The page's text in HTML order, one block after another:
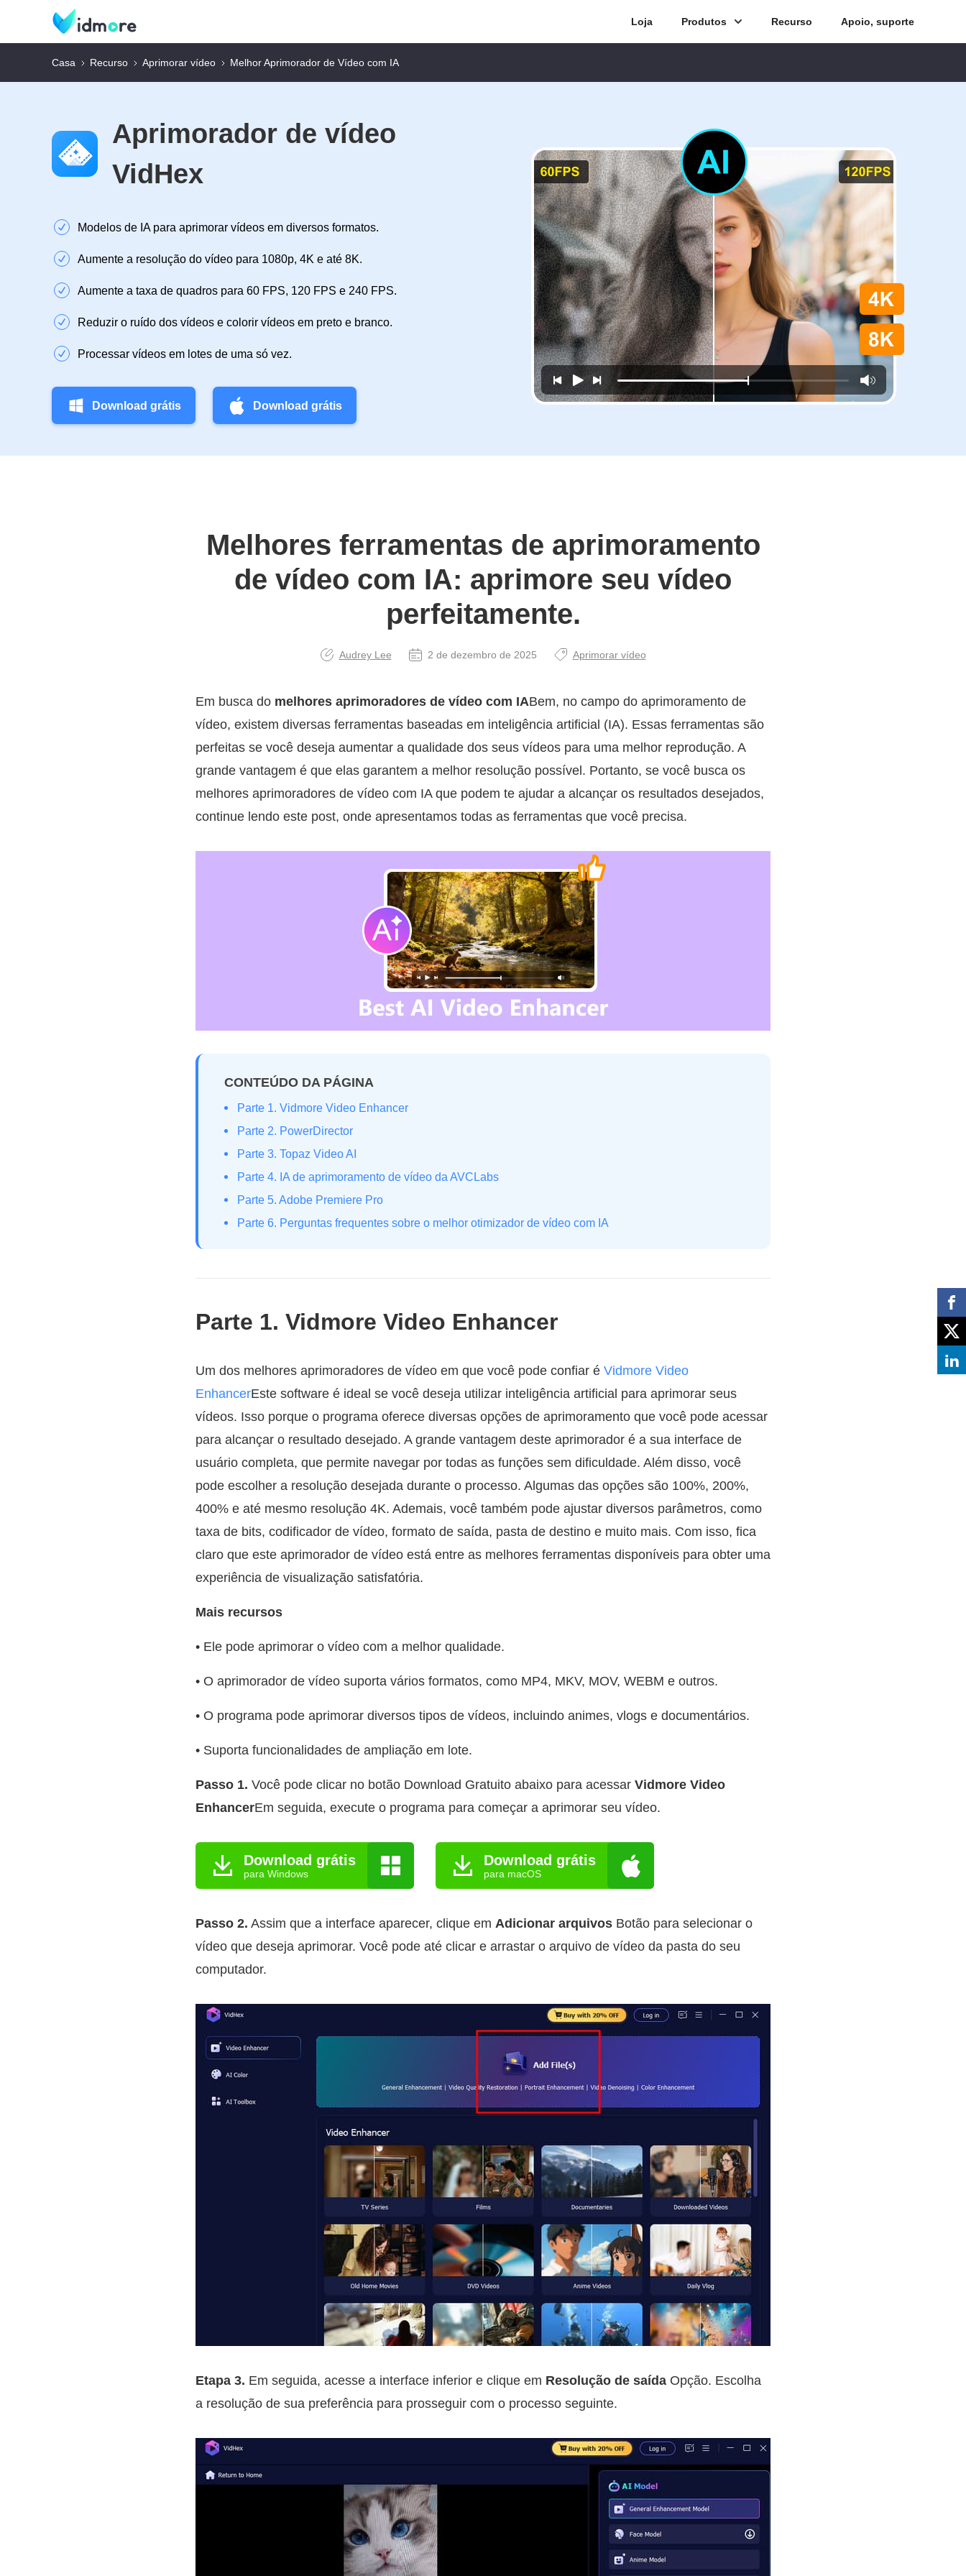
Loja Produtos Recurso Apoio, suporte
Casa Recurso Aprimorar vídeo Melhor Aprimorador de Vídeo com IA
Aprimorador de vídeo
VidHex
Modelos de IA para aprimorar vídeos em diversos formatos.
Aumente a resolução do vídeo para 1080p, 4K e até 8K.
Aumente a taxa de quadros para 60 FPS, 120 FPS e 240 FPS.
Reduzir o ruído dos vídeos e colorir vídeos em preto e branco.
Processar vídeos em lotes de uma só vez.
Download grátis Download grátis
Melhores ferramentas de aprimoramento
de vídeo com IA: aprimore seu vídeo
perfeitamente.
Audrey Lee 2 de dezembro de 2025 Aprimorar vídeo
Em busca do melhores aprimoradores de vídeo com IABem, no campo do aprimoramento de
vídeo, existem diversas ferramentas baseadas em inteligência artificial (IA). Essas ferramentas são
perfeitas se você deseja aumentar a qualidade dos seus vídeos para uma melhor reprodução. A
grande vantagem é que elas garantem a melhor resolução possível. Portanto, se você busca os
melhores aprimoradores de vídeo com IA que podem te ajudar a alcançar os resultados desejados,
continue lendo este post, onde apresentamos todas as ferramentas que você precisa.
CONTEÚDO DA PÁGINA
Parte 1. Vidmore Video Enhancer
Parte 2. PowerDirector
Parte 3. Topaz Video AI
Parte 4. IA de aprimoramento de vídeo da AVCLabs
Parte 5. Adobe Premiere Pro
Parte 6. Perguntas frequentes sobre o melhor otimizador de vídeo com IA
Parte 1. Vidmore Video Enhancer
Um dos melhores aprimoradores de vídeo em que você pode confiar é Vidmore Video
EnhancerEste software é ideal se você deseja utilizar inteligência artificial para aprimorar seus
vídeos. Isso porque o programa oferece diversas opções de aprimoramento que você pode acessar
para alcançar o resultado desejado. A grande vantagem deste aprimorador é a sua interface de
usuário completa, que permite navegar por todas as funções sem dificuldade. Além disso, você
pode escolher a resolução desejada durante o processo. Algumas das opções são 100%, 200%,
400% e até mesmo resolução 4K. Ademais, você também pode ajustar diversos parâmetros, como
taxa de bits, codificador de vídeo, formato de saída, pasta de destino e muito mais. Com isso, fica
claro que este aprimorador de vídeo está entre as melhores ferramentas disponíveis para obter uma
experiência de visualização satisfatória.
Mais recursos
• Ele pode aprimorar o vídeo com a melhor qualidade.
• O aprimorador de vídeo suporta vários formatos, como MP4, MKV, MOV, WEBM e outros.
• O programa pode aprimorar diversos tipos de vídeos, incluindo animes, vlogs e documentários.
• Suporta funcionalidades de ampliação em lote.
Passo 1. Você pode clicar no botão Download Gratuito abaixo para acessar Vidmore Video
EnhancerEm seguida, execute o programa para começar a aprimorar seu vídeo.
Download grátis
para Windows
Download grátis
para macOS
Passo 2. Assim que a interface aparecer, clique em Adicionar arquivos Botão para selecionar o
vídeo que deseja aprimorar. Você pode até clicar e arrastar o arquivo de vídeo da pasta do seu
computador.
Etapa 3. Em seguida, acesse a interface inferior e clique em Resolução de saída Opção. Escolha
a resolução de sua preferência para prosseguir com o processo seguinte.